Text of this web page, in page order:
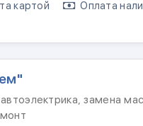
картой
Оплата
замена